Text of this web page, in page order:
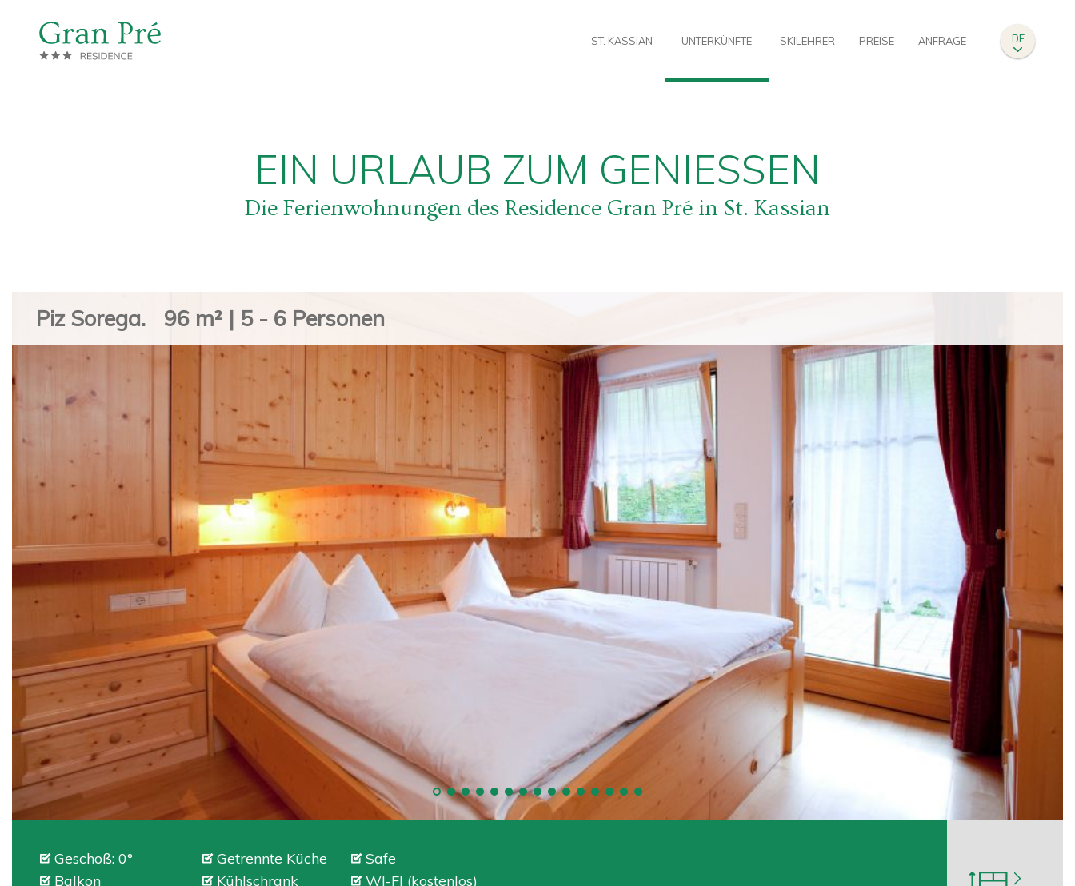
DE
ST. KASSIAN UNTERKÜNFTE SKILEHRER PREISE ANFRAGE
EIN URLAUB ZUM GENIESSEN
Die Ferienwohnungen des Residence Gran Pré in St. Kassian
Piz Sorega. 96 m² | 5 - 6 Personen
Geschoß: 0°
Balkon
Getrennte Küche
Kühlschrank
Safe
WI-FI (kostenlos)